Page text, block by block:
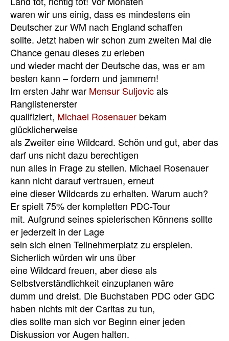
waren wir uns einig, dass es mindestens ein
Deutscher zur WM nach England schaffen
sollte. Jetzt haben wir schon zum zweiten Mal die
Chance genau dieses zu erleben
und wieder macht der Deutsche das, was er am
besten kann – fordern und jammern!
Im ersten Jahr war Mensur Suljovicals
Ranglistenerster
qualifiziert, Michael Rosenauer bekam
glücklicherweise
als Zweiter eine Wildcard. Schön und gut, aber das
darf uns nicht dazu berechtigen
nun alles in Frage zu stellen. Michael Rosenauer
kann nicht darauf vertrauen, erneut
eine dieser Wildcards zu erhalten. Warum auch?
Er spielt 75% der kompletten PDC-Tour
mit. Aufgrund seines spielerischen Könnens sollte
er jederzeit in der Lage
sein sich einen Teilnehmerplatz zu erspielen.
Sicherlich würden wir uns über
eine Wildcard freuen, aber diese als
Selbstverständlichkeit einzuplanen wäre
dumm und dreist. Die Buchstaben PDC oder GDC
haben nichts mit der Caritas zu tun,
dies sollte man sich vor Beginn einer jeden
Diskussion vor Augen halten.